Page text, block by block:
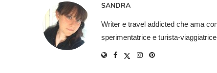
SANDRA
Writer e travel addicted che ama
sperimentatrice e turista-